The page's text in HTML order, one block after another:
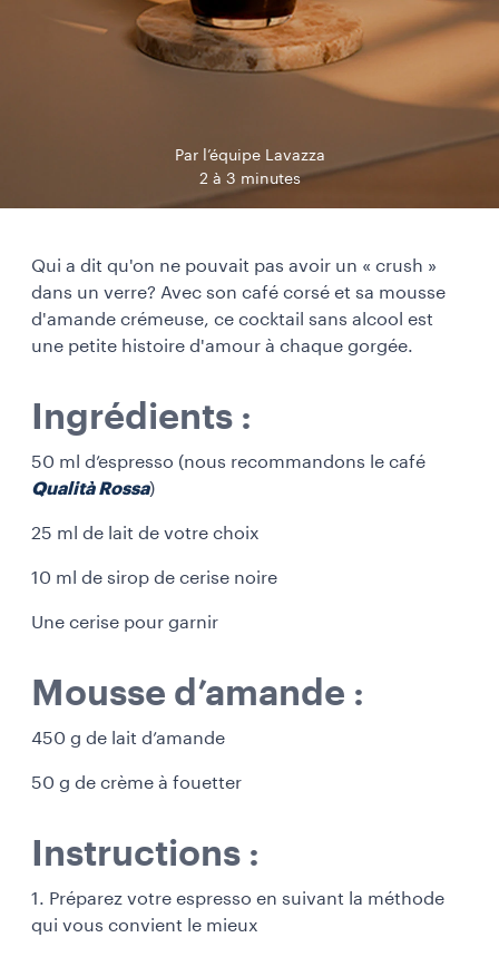
Par l’équipe Lavazza
2 à 3 minutes
Qui a dit qu'on ne pouvait pas avoir un « crush »
dans un verre? Avec son café corsé et sa mousse
d'amande crémeuse, ce cocktail sans alcool est
une petite histoire d'amour à chaque gorgée.
Ingrédients :
50 ml d’espresso (nous recommandons le café
Qualità Rossa)
25 ml de lait de votre choix
10 ml de sirop de cerise noire
Une cerise pour garnir
Mousse d’amande :
450 g de lait d’amande
50 g de crème à fouetter
Instructions :
1. Préparez votre espresso en suivant la méthode
qui vous convient le mieux